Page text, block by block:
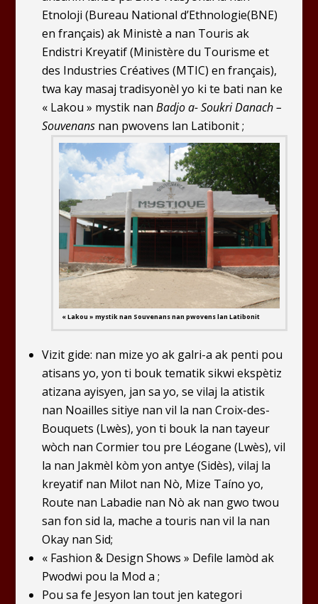
Etnoloji (Bureau National d’Ethnologie(BNE)
en français) ak Ministè a nan Touris ak
Endistri Kreyatif (Ministère du Tourisme et
des Industries Créatives (MTIC) en français),
twa kay masaj tradisyonèl yo ki te bati nan ke
« Lakou » mystik nan Badjo a- Soukri Danach –
Souvenansnan pwovens lan Latibonit ;
« Lakou » mystik nan Souvenans nan pwovens lan Latibonit
Vizit gide: nan mize yo ak galri-a ak penti pou
atisans yo, yon ti bouk tematik sikwi ekspètiz
atizana ayisyen, jan sa yo, se vilaj la atistik
nan Noailles sitiye nan vil la nan Croix-des-
Bouquets (Lwès), yon ti bouk la nan tayeur
wòch nan Cormier tou pre Léogane (Lwès), vil
la nan Jakmèl kòm yon antye (Sidès), vilaj la
kreyatif nan Milot nan Nò, Mize Taíno yo,
Route nan Labadie nan Nò ak nan gwo twou
san fon sid la, mache a touris nan vil la nan
Okay nan Sid;
« Fashion & Design Shows » Defile lamòd ak
Pwodwi pou la Mod a ;
Pou sa fe Jesyon lan tout jen kategori